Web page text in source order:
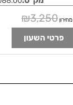
מחירון ₪3,250
פרטי השעון